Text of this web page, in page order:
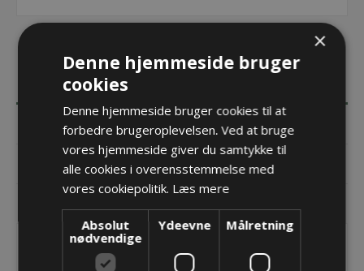
SPECIFIKATIONER
DOKUMENTER
TKA energikæde - 30.080.050.055 - Udvendig - Bi = 50
×
Denne hjemmeside bruger
cookies
Denne hjemmeside bruger cookies til at
forbedre brugeroplevelsen. Ved at bruge
vores hjemmeside giver du samtykke til
alle cookies i overensstemmelse med
vores cookiepolitik. Læs mere
Absolut
nødvendige
Ydeevne Målretning